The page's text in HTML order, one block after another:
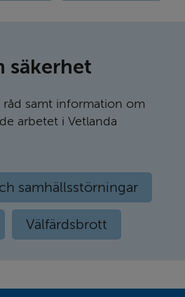
säkerhet
samt information om
arbetet i Vetlanda
samhällsstörningar
Välfärdsbrott